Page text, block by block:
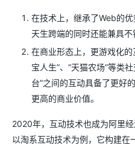
在技术上，继承了Web的优
天生跨端的同时还能兼具不
在商业形态上，更游戏化的
宝人生”、“天猫农场”等类
台”之间的互动具备了更好
更高的商业价值。
2020年，互动技术也成为阿里
以淘系互动技术为例，它构建在